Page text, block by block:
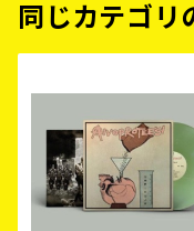
同じカテゴリ